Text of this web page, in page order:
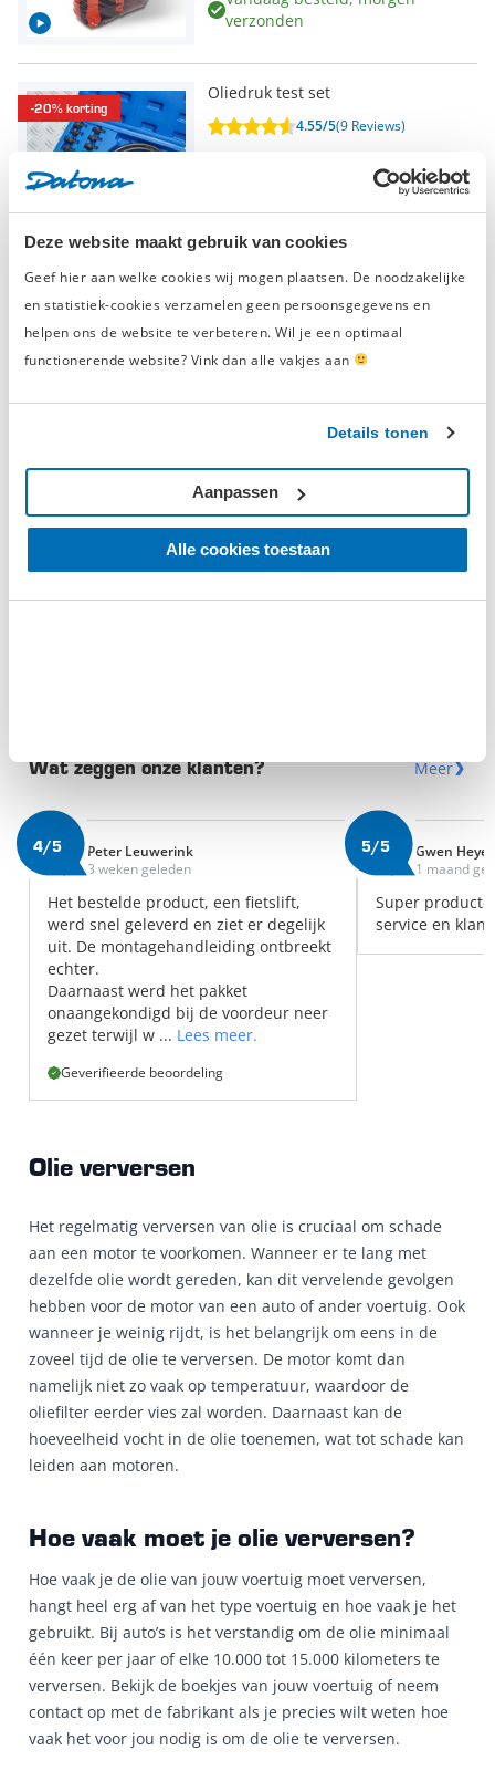
Deze website maakt gebruik van cookies
Geef hier aan welke cookies wij mogen plaatsen. De noodzakelijke
en statistiek-cookies verzamelen geen persoonsgegevens en
helpen ons de website te verbeteren. Wil je een optimaal
functionerende website? Vink dan alle vakjes aan
Details tonen
Alle cookies toestaan
Aanpassen
verzonden
-20% korting
Oliedruk test set
4.55/5(9 Reviews)
Vandaag besteld, morgen
verzonden
3-delige trechterset
5/5(1 Review)
Vandaag besteld, morgen
Olie opvangbak met tuit
4.9/5(75 Reviews)
€ 49,-
Wat zeggen onze klanten? Meer
4/5
Peter Leuwerink
3 weken geleden
Het bestelde product, een fietslift,
werd snel geleverd en ziet er degelijk
uit. De montagehandleiding ontbreekt
echter.
Daarnaast werd het pakket
onaangekondigd bij de voordeur neer
gezet terwijl w ... Lees meer.
Geverifieerde beoordeling
5/5
Gwen Heye
1 maand
Super
service en
Olie verversen
Het regelmatig verversen van olie is cruciaal om schade
aan een motor te voorkomen. Wanneer er te lang met
dezelfde olie wordt gereden, kan dit vervelende gevolgen
hebben voor de motor van een auto of ander voertuig. Ook
wanneer je weinig rijdt, is het belangrijk om eens in de
zoveel tijd de olie te verversen. De motor komt dan
namelijk niet zo vaak op temperatuur, waardoor de
oliefilter eerder vies zal worden. Daarnaast kan de
hoeveelheid vocht in de olie toenemen, wat tot schade kan
leiden aan motoren.
Hoe vaak moet je olie verversen?
Hoe vaak je de olie van jouw voertuig moet verversen,
hangt heel erg af van het type voertuig en hoe vaak je het
gebruikt. Bij auto’s is het verstandig om de olie minimaal
één keer per jaar of elke 10.000 tot 15.000 kilometers te
verversen. Bekijk de boekjes van jouw voertuig of neem
contact op met de fabrikant als je precies wilt weten hoe
vaak het voor jou nodig is om de olie te verversen.